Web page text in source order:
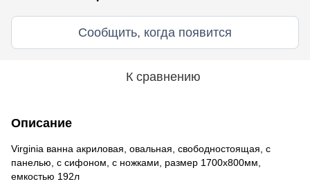
Сообщить, когда появится
К сравнению
Описание
Virginia ванна акриловая, овальная, свободностоящая, с
панелью, с сифоном, с ножками, размер 1700х800мм,
емкостью 192л